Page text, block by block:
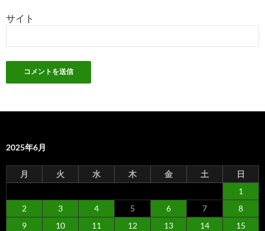
サイト
2025年6月
月 火 水 木 金 土
日
1
2
3 4 5 6 7
8
9
10 11 12 13 14
15